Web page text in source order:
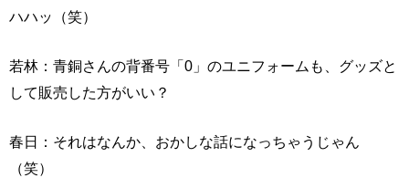
ハハッ（笑）
若林：青銅さんの背番号「0」のユニフォームも、グッズと
して販売した方がいい？
春日：それはなんか、おかしな話になっちゃうじゃん
（笑）